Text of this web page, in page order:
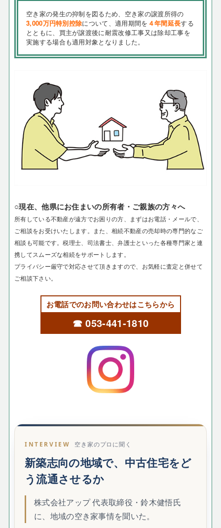
空き家の発生の抑制を図るため、空き家の譲渡所得の
3,000万円特別控除について、適用期間を ４年間延長する
とともに、買主が譲渡後に耐震改修工事又は除却工事を
実施する場合も適用対象となりました。
○現在、他県にお住まいの所有者・ご親族の方々へ
所有している不動産が遠方でお困りの方、まずはお電話・メールで、
ご相談をお受けいたします。
また、相続不動産の売却時の専門的なご
相談も可能です。税理士、司法書士、弁護士といった各種専門家と連
携してスムーズな相続をサポートします。
プライバシー厳守で対応させて頂きますので、お気軽に査定と併せて
ご相談下さい。
お電話でのお問い合わせはこちらから
☎ 053-441-1810
INTERVIEW 空き家のプロに聞く
新築志向の地域で、中古住宅をど
う流通させるか
株式会社アップ 代表取締役・鈴木健悟氏
に、地域の空き家事情を聞いた。